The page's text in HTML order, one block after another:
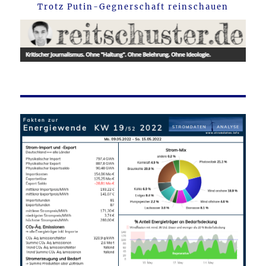
Trotz Putin-Gegnerschaft reinschauen